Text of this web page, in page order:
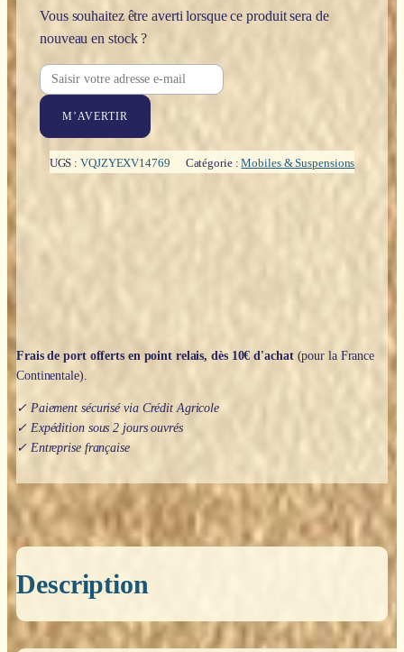
Vous souhaitez être averti lorsque ce produit sera de
nouveau en stock ?
M’AVERTIR
UGS :VQJZYEXV14769 Catégorie :Mobiles & Suspensions
Frais de port offerts en point relais, dès 10€ d'achat(pour la France
Continentale).
✓ Paiement sécurisé via Crédit Agricole
✓ Expédition sous 2 jours ouvrés
✓ Entreprise française
Description